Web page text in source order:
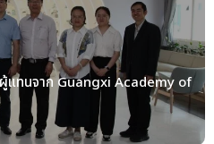
แทนจาก Guangxi Academy of